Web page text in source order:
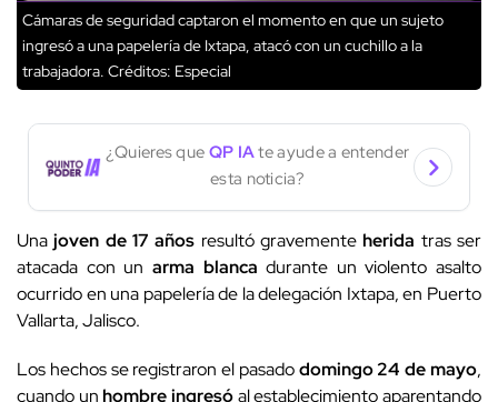
Cámaras de seguridad captaron el momento en que un sujeto
ingresó a una papelería de Ixtapa, atacó con un cuchillo a la
trabajadora. Créditos: Especial
¿Quieres que QP IAte ayude a entender
esta noticia?
Unajoven de 17 años resultó gravementeherida tras ser
atacada con un arma blanca durante un violento asalto
ocurrido en una papelería de la delegación Ixtapa, en Puerto
Vallarta, Jalisco.
Los hechos se registraron el pasadodomingo 24 de mayo,
cuando unhombre ingresóal establecimiento aparentando